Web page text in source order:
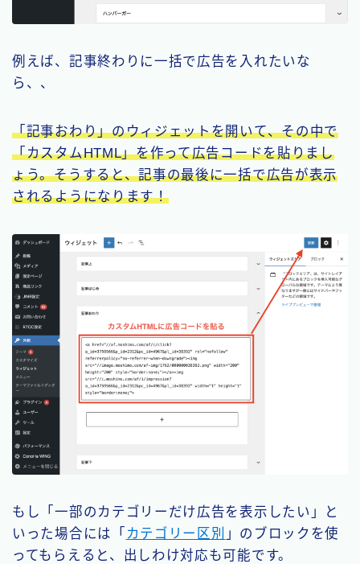
例えば、記事終わりに一括で広告を入れたいな
ら、、
「記事おわり」のウィジェットを開いて、その中で
「カスタムHTML」を作って広告コードを貼りまし
ょう。そうすると、記事の最後に一括で広告が表示
されるようになります！
もし「一部のカテゴリーだけ広告を表示したい」と
いった場合には「 カテゴリー区別
」のブロックを使
ってもらえると、出しわけ対応も可能です。